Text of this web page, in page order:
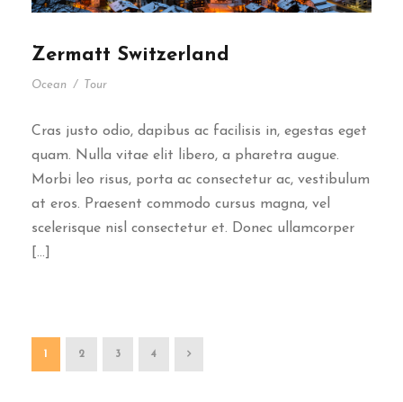
Zermatt Switzerland
Ocean / Tour
Cras justo odio, dapibus ac facilisis in, egestas eget
quam. Nulla vitae elit libero, a pharetra augue.
Morbi leo risus, porta ac consectetur ac, vestibulum
at eros. Praesent commodo cursus magna, vel
scelerisque nisl consectetur et. Donec ullamcorper
[…]
1 2 3 4